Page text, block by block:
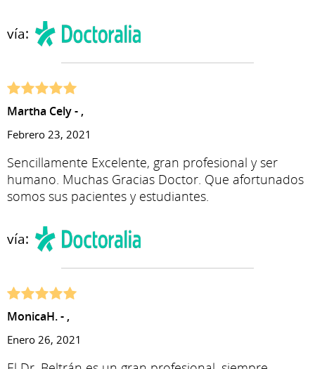
vía:
Martha Cely - ,
Febrero 23, 2021
Sencillamente Excelente, gran profesional y ser
humano. Muchas Gracias Doctor. Que afortunados
somos sus pacientes y estudiantes.
vía:
MonicaH. - ,
Enero 26, 2021